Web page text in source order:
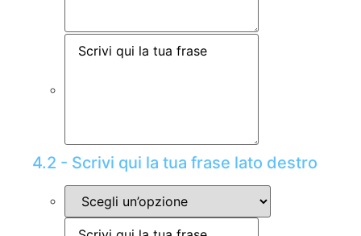
4.2 - Scrivi qui la tua frase lato destro